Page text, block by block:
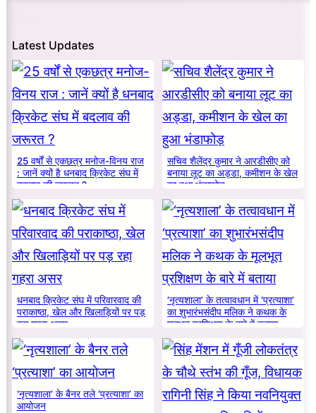
Latest Updates
25 वर्षों से एकछत्र मनोज-विनय राज
: जानें क्यों है धनबाद क्रिकेट संघ में
बदलाव की जरूरत ?
सचिव शैलेंद्र कुमार ने आरडीसीए को
बनाया लूट का अड्डा, कमीशन के खेल
का हुआ भंडाफोड़
धनबाद क्रिकेट संघ में परिवारवाद की
पराकाष्ठा, खेल और खिलाड़ियों पर पड़
रहा गहरा असर
‘नृत्यशाला’ के तत्वावधान में ‘प्रत्याशा’
का शुभारंभसंदीप मलिक ने कथक के
मूलभूत प्रशिक्षण के बारे में बताया
‘नृत्यशाला’ के बैनर तले ‘प्रत्याशा’ का
आयोजन